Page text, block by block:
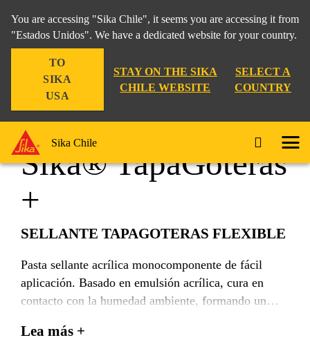
You are accessing "Sika Chile", it seems you are accessing it from
"Estados Unidos". We have a dedicated website for your country.
TO
SIKA
USA
STAY ON THE SIKA
CHILE WEBSITE
SELECT A
COUNTRY
Sika Chile
Techo Inclinado Sika® TapaGoteras +
Sika® TapaGoteras
+
SELLANTE TAPAGOTERAS FLEXIBLE
Pasta sellante acrílica monocomponente de fácil
aplicación. Basado en emulsión acrílica, cura en
contacto con la humedad ambiente, formando un
Lea más +